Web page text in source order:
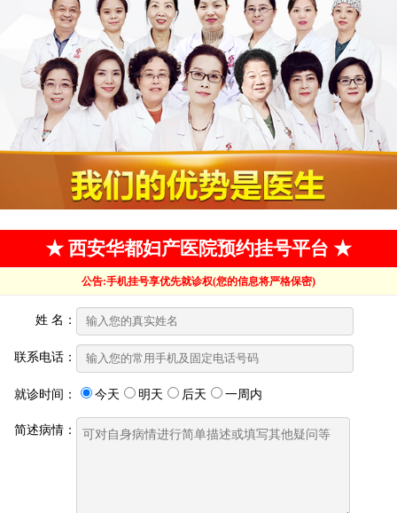
★ 西安华都妇产医院预约挂号平台 ★
公告:手机挂号享优先就诊权(您的信息将严格保密)
姓 名：
联系电话：
就诊时间： 今天 明天 后天 一周内
简述病情：